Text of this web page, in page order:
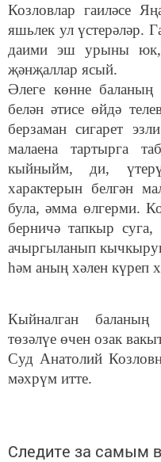
Козловлар гаиләсе
яшьлек ул үстерәләр.
даими эш урыны
җәнҗаллар ясый.
Әлеге көнне
белән әтисе өйдә
берзаман сигарет
малаена тартырга
кыйныйм, ди,
характерын белгән
була, әмма өлгерми.
берничә тапкыр
ачыргыланып
һәм аның хәлен күреп
Кыйналган
төзәлүе өчен озак
Суд Анатолий
мәхрүм итте.
Следите за самым